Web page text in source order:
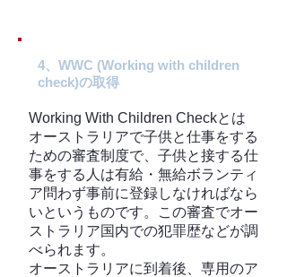
4、WWC (Working with children
check)の取得
Working With Children Checkとは
オーストラリアで子供と仕事をする
ための審査制度で、子供と接する仕
事をする人は有給・無給ボランティ
ア問わず事前に登録しなければなら
いというものです。この審査でオー
ストラリア国内での犯罪歴などが調
べられます。
オーストラリアに到着後、専用のア